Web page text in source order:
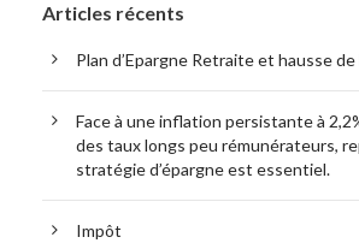
Articles récents
Plan d’Epargne Retraite et hausse de
Face à une inflation persistante à
des taux longs peu rémunérateurs,
stratégie d’épargne est essentiel.
Impôt